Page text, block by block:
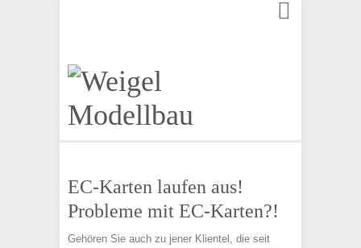
EC-Karten laufen aus!
Probleme mit EC-Karten?!
Gehören Sie auch zu jener Klientel, die seit